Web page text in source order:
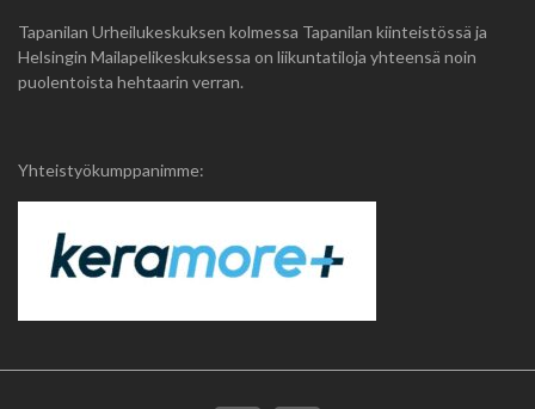
Tapanilan Urheilukeskuksen kolmessa Tapanilan kiinteistössä ja
Helsingin Mailapelikeskuksessa on liikuntatiloja yhteensä noin
puolentoista hehtaarin verran.
Yhteistyökumppanimme: